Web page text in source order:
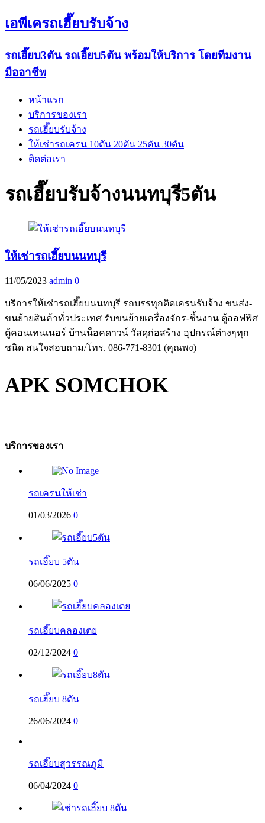
เอพีเครถเฮี๊ยบรับจ้าง
รถเฮี๊ยบ3ตัน รถเฮี๊ยบ5ตัน พร้อมให้บริการ โดยทีมงาน
มืออาชีพ
หน้าแรก
บริการของเรา
รถเฮี๊ยบรับจ้าง
ให้เช่ารถเครน 10ตัน 20ตัน 25ตัน 30ตัน
ติดต่อเรา
รถเฮี๊ยบรับจ้างนนทบุรี5ตัน
ให้เช่ารถเฮี๊ยบนนทบุรี
11/05/2023 admin 0
บริการให้เช่ารถเฮี๊ยบนนทบุรี รถบรรทุกติดเครนรับจ้าง ขนส่ง-
ขนย้ายสินค้าทั่วประเทศ รับขนย้ายเครื่องจักร-ชิ้นงาน ตู้ออฟฟิศ
ตู้คอนเทนเนอร์ บ้านน็อคดาวน์ วัสดุก่อสร้าง อุปกรณ์ต่างๆทุก
ชนิด สนใจสอบถาม/โทร. 086-771-8301 (คุณพง)
APK SOMCHOK
บริการของเรา
รถเครนให้เช่า
01/03/2026 0
รถเฮี๊ยบ 5ตัน
06/06/2025 0
รถเฮี๊ยบคลองเตย
02/12/2024 0
รถเฮี๊ยบ 8ตัน
26/06/2024 0
รถเฮี๊ยบสุวรรณภูมิ
06/04/2024 0